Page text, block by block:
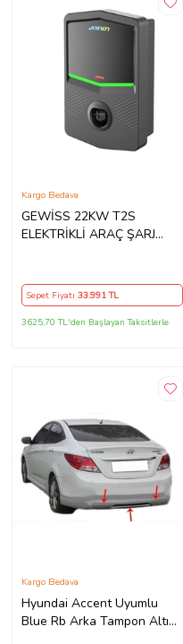
GEWİSS 22KW T2S
ELEKTRİKLİ ARAÇ ŞARJ
Kargo Bedava
Sepet Fiyatı 33.991TL
3625,70 TL'den Başlayan Taksitlerle
Hyundai Accent Uyumlu
Blue Rb Arka Tampon Altı
Kargo Bedava